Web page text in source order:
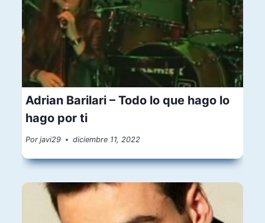
Adrian Barilari – Todo lo que hago lo
hago por ti
Por javi29 diciembre 11, 2022